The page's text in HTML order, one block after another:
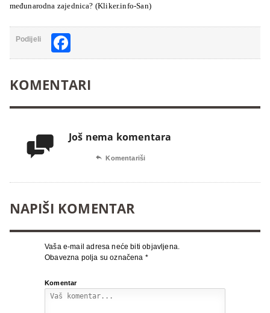
međunarodna zajednica? (Kliker.info-San)
Podijeli
KOMENTARI
 Još nema komentara
 Komentariši
NAPIŠI KOMENTAR
Vaša e-mail adresa neće biti objavljena.
Obavezna polja su označena *
Komentar